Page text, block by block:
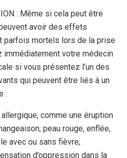
: Même si cela peut être
avoir des effets
parfois mortels lors de la prise
immédiatement votre médecin
si vous présentez l’un des
qui peuvent être liés à un
:
comme une éruption
peau rouge, enflée,
avec ou sans fièvre;
d’oppression dans la